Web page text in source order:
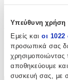
Υπεύθυνη χρήση
Εμείς και οι
προσωπικά σας
αποθηκεύουμε
συσκευή σας, με
ραπτική.
Είδος:
Φερμουάρ